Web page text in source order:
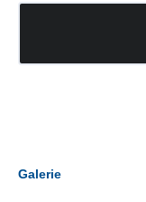
Galerie